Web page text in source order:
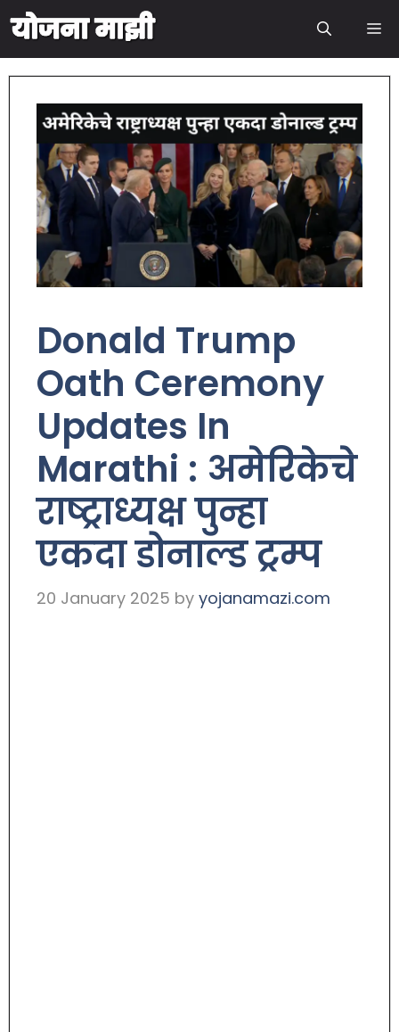
Donald Trump
Oath Ceremony
Updates In
Marathi : अमेरिकेचे
राष्ट्राध्यक्ष पुन्हा
एकदा डोनाल्ड ट्रम्प
20 January 2025 by yojanamazi.com